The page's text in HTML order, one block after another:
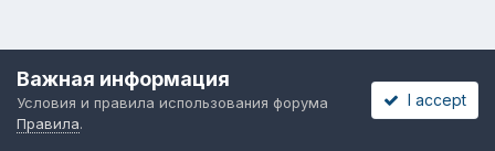
Важная информация
Условия и правила использования форума
Правила.
I accept